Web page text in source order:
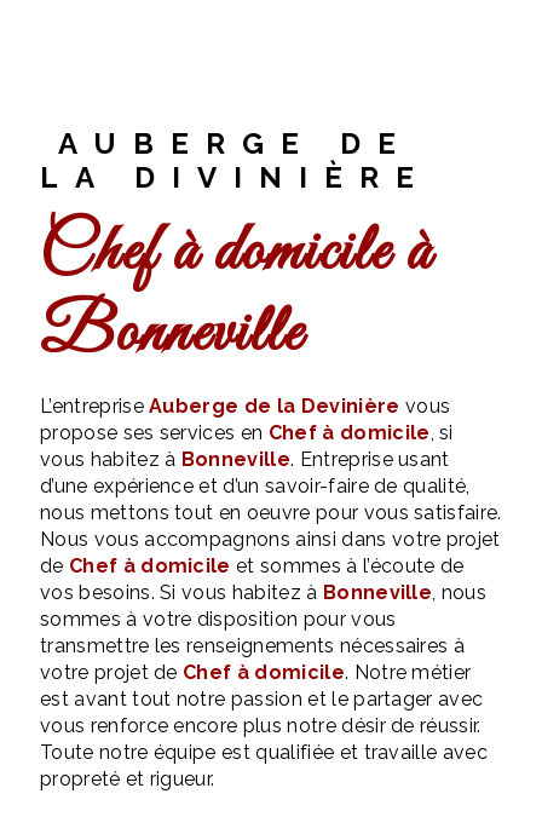
AUBERGE DE
LA DIVINIÈRE
Chef à domicile à
Bonneville
L’entrepriseAuberge de la Devinière vous
propose ses services en Chef à domicile, si
vous habitez à Bonneville. Entreprise usant
d’une expérience et d’un savoir-faire de qualité,
nous mettons tout en oeuvre pour vous satisfaire.
Nous vous accompagnons ainsi dans votre projet
de Chef à domicile et sommes à l’écoute de
vos besoins. Si vous habitez à Bonneville, nous
sommes à votre disposition pour vous
transmettre les renseignements nécessaires à
votre projet de Chef à domicile. Notre métier
est avant tout notre passion et le partager avec
vous renforce encore plus notre désir de réussir.
Toute notre équipe est qualifiée et travaille avec
propreté et rigueur.